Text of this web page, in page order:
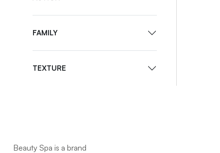
FAMILY
TEXTURE
Beauty Spa is a brand